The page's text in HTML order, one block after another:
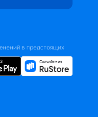
в предстоящих